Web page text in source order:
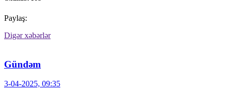
Paylaş:
Digər xəbərlər
Gündəm
3-04-2025, 09:35